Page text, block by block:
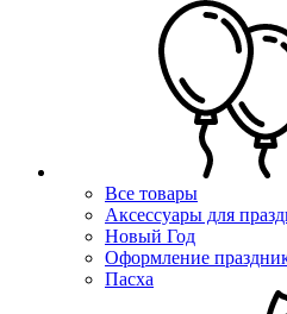
Все товары
Аксессуары для
Новый Год
Оформление
Пасха